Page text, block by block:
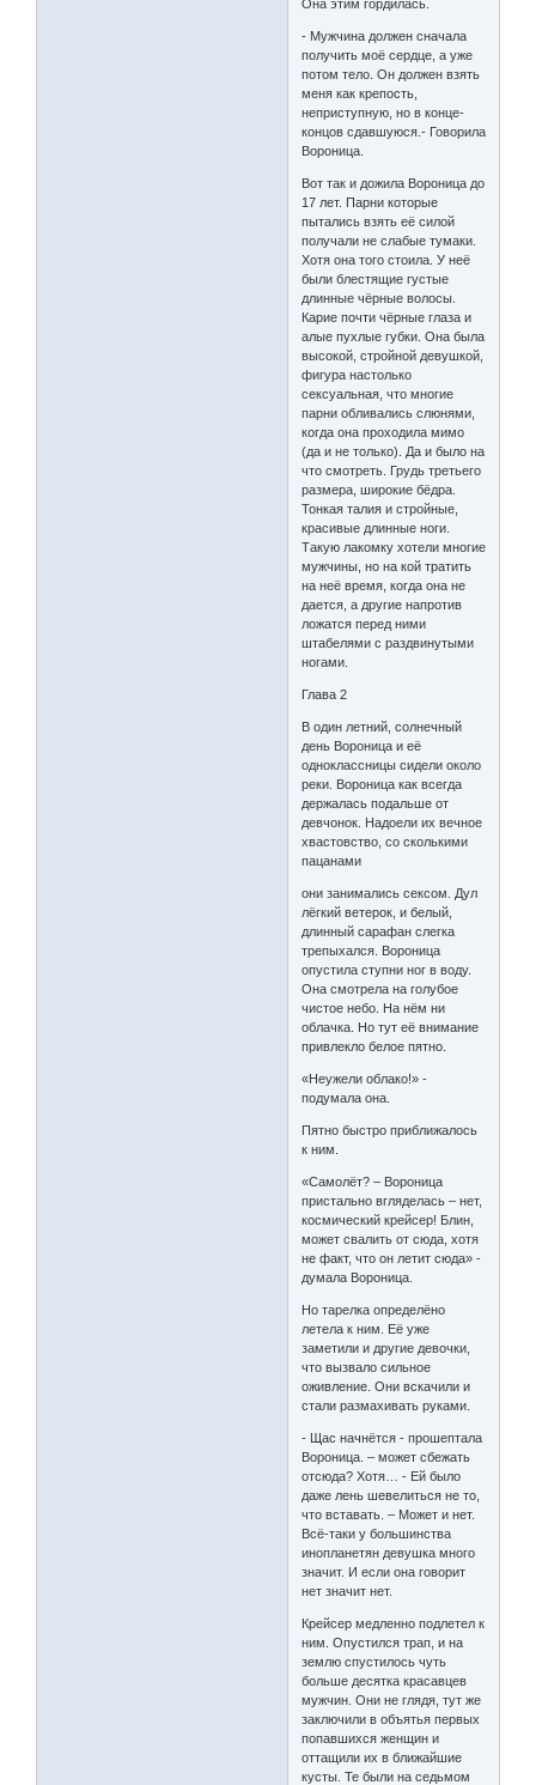
Она этим гордилась.
- Мужчина должен сначала
получить моё сердце, а уже
потом тело. Он должен взять
меня как крепость,
неприступную, но в конце-
концов сдавшуюся.- Говорила
Вороница.
Вот так и дожила Вороница до
17 лет. Парни которые
пытались взять её силой
получали не слабые тумаки.
Хотя она того стоила. У неё
были блестящие густые
длинные чёрные волосы.
Карие почти чёрные глаза и
алые пухлые губки. Она была
высокой, стройной девушкой,
фигура настолько
сексуальная, что многие
парни обливались слюнями,
когда она проходила мимо
(да и не только). Да и было на
что смотреть. Грудь третьего
размера, широкие бёдра.
Тонкая талия и стройные,
красивые длинные ноги.
Такую лакомку хотели многие
мужчины, но на кой тратить
на неё время, когда она не
дается, а другие напротив
ложатся перед ними
штабелями с раздвинутыми
ногами.
Глава 2
В один летний, солнечный
день Вороница и её
одноклассницы сидели около
реки. Вороница как всегда
держалась подальше от
девчонок. Надоели их вечное
хвастовство, со сколькими
пацанами
они занимались сексом. Дул
лёгкий ветерок, и белый,
длинный сарафан слегка
трепыхался. Вороница
опустила ступни ног в воду.
Она смотрела на голубое
чистое небо. На нём ни
облачка. Но тут её внимание
привлекло белое пятно.
«Неужели облако!» -
подумала она.
Пятно быстро приближалось
к ним.
«Самолёт? – Вороница
пристально вгляделась – нет,
космический крейсер! Блин,
может свалить от сюда, хотя
не факт, что он летит сюда» -
думала Вороница.
Но тарелка определёно
летела к ним. Её уже
заметили и другие девочки,
что вызвало сильное
оживление. Они вскачили и
стали размахивать руками.
- Щас начнётся - прошептала
Вороница. – может сбежать
отсюда? Хотя… - Ей было
даже лень шевелиться не то,
что вставать. – Может и нет.
Всё-таки у большинства
инопланетян девушка много
значит. И если она говорит
нет значит нет.
Крейсер медленно подлетел к
ним. Опустился трап, и на
землю спустилось чуть
больше десятка красавцев
мужчин. Они не глядя, тут же
заключили в объятья первых
попавшихся женщин и
оттащили их в ближайшие
кусты. Те были на седьмом